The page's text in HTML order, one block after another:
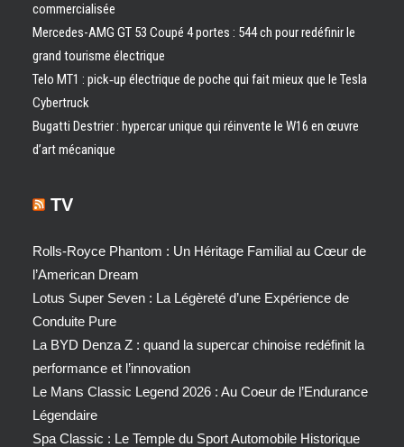
commercialisée
Mercedes-AMG GT 53 Coupé 4 portes : 544 ch pour redéfinir le
grand tourisme électrique
Telo MT1 : pick‑up électrique de poche qui fait mieux que le Tesla
Cybertruck
Bugatti Destrier : hypercar unique qui réinvente le W16 en œuvre
d’art mécanique
TV
Rolls-Royce Phantom : Un Héritage Familial au Cœur de
l’American Dream
Lotus Super Seven : La Légèreté d’une Expérience de
Conduite Pure
La BYD Denza Z : quand la supercar chinoise redéfinit la
performance et l’innovation
Le Mans Classic Legend 2026 : Au Coeur de l’Endurance
Légendaire
Spa Classic : Le Temple du Sport Automobile Historique